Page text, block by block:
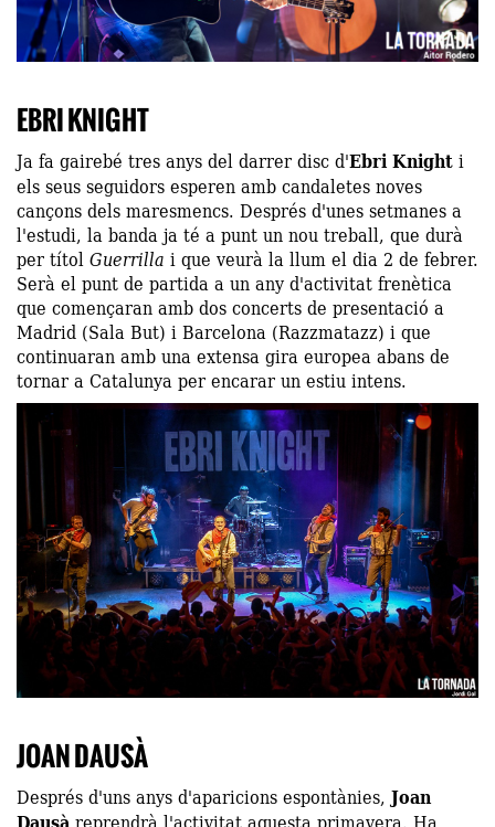
EBRI KNIGHT
Ja fa gairebé tres anys del darrer disc d'Ebri Knighti
els seus seguidors esperen amb candaletes noves
cançons dels maresmencs. Després d'unes setmanes a
l'estudi, la banda ja té a punt un nou treball, que durà
per títolGuerrilla i que veurà la llum el dia 2 de febrer.
Serà el punt de partida a un any d'activitat frenètica
que començaran amb dos concerts de presentació a
Madrid (Sala But) i Barcelona (Razzmatazz) i que
continuaran amb una extensa gira europea abans de
tornar a Catalunya per encarar un estiu intens.
JOAN DAUSÀ
Després d'uns anys d'aparicions espontànies, Joan
reprendrà l'activitat aquesta primavera. Ha